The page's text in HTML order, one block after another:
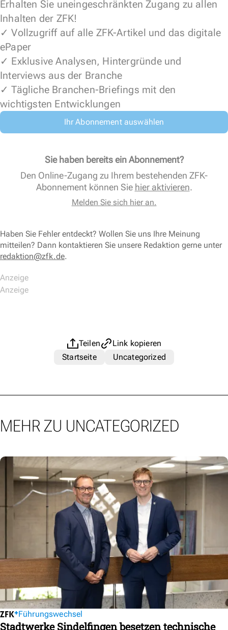
Erhalten Sie uneingeschränkten Zugang zu allen
Inhalten der ZFK!
✓ Vollzugriff auf alle ZFK-Artikel und das digitale
ePaper
✓ Exklusive Analysen, Hintergründe und
Interviews aus der Branche
✓ Tägliche Branchen-Briefings mit den
wichtigsten Entwicklungen
Ihr Abonnement auswählen
Sie haben bereits ein Abonnement?
Den Online-Zugang zu Ihrem bestehenden ZFK-
Abonnement können Sie hier aktivieren.
Melden Sie sich hier an.
Haben Sie Fehler entdeckt? Wollen Sie uns Ihre Meinung
mitteilen? Dann kontaktieren Sie unsere Redaktion gerne unter
redaktion@zfk.de.
Teilen
Link kopieren
Startseite
Uncategorized
MEHR ZU UNCATEGORIZED
Führungswechsel
Stadtwerke Sindelfingen besetzen technische